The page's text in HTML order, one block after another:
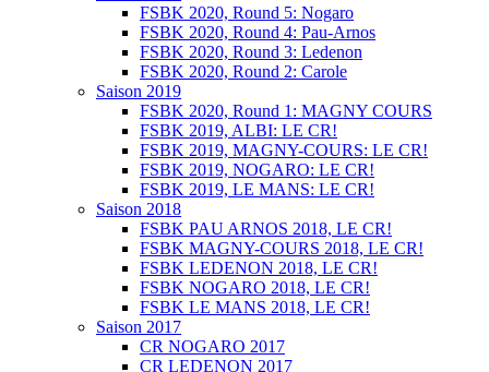
FSBK 2020, Round 5: Nogaro
FSBK 2020, Round 4: Pau-Arnos
FSBK 2020, Round 3: Ledenon
FSBK 2020, Round 2: Carole
Saison 2019
FSBK 2020, Round 1: MAGNY COURS
FSBK 2019, ALBI: LE CR!
FSBK 2019, MAGNY-COURS: LE CR!
FSBK 2019, NOGARO: LE CR!
FSBK 2019, LE MANS: LE CR!
Saison 2018
FSBK PAU ARNOS 2018, LE CR!
FSBK MAGNY-COURS 2018, LE CR!
FSBK LEDENON 2018, LE CR!
FSBK NOGARO 2018, LE CR!
FSBK LE MANS 2018, LE CR!
Saison 2017
CR NOGARO 2017
CR LEDENON 2017